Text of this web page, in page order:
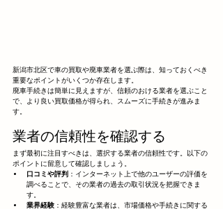
新潟市北区で車の買取や廃車業者を選ぶ際は、知っておくべき
重要なポイントがいくつか存在します。
廃車手続きは簡単に見えますが、信頼のおける業者を選ぶこと
で、より良い買取価格が得られ、スムーズに手続きが進みま
す。
業者の信頼性を確認する
まず最初に注目すべきは、選択する業者の信頼性です。以下の
ポイントに留意して確認しましょう。
口コミや評判 ：インターネット上で他のユーザーの評価を
調べることで、その業者の過去の取引状況を把握できま
す。
業界経験 ：経験豊富な業者は、市場価格や手続きに関する